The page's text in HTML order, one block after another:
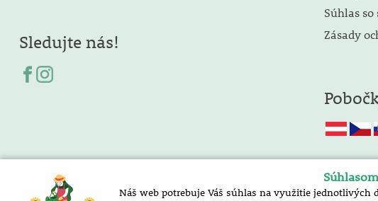
Sledujte nás!
Súhlas
Zásady
Náš web potrebuje Váš súhlas na využitie